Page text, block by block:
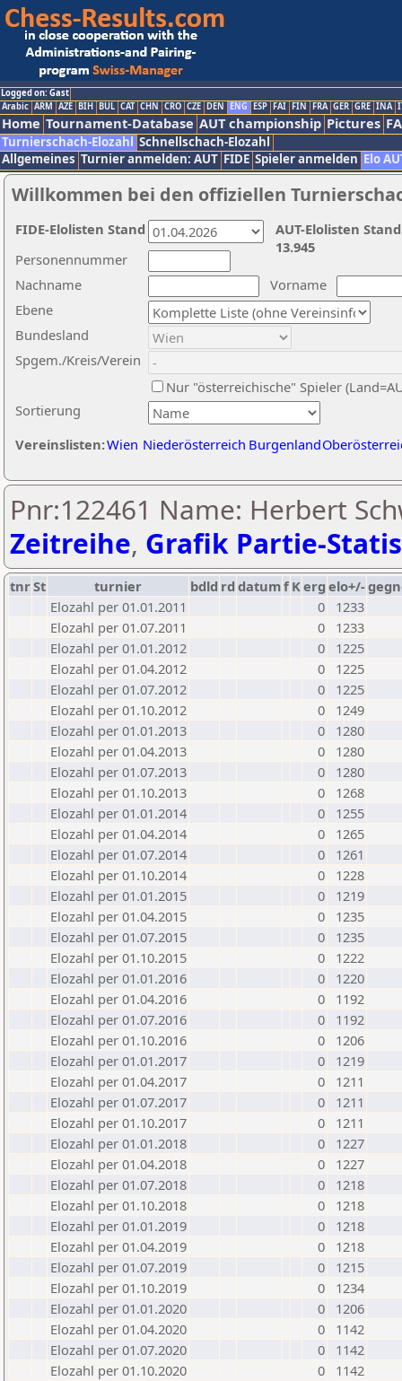
Logged on: Gast
Arabic ARM AZE BIH BUL CAT CHN CRO CZE DEN ENG ESP FAI FIN FRA GER GRE INA
Home Tournament-Database AUT championship Pictures
Turnierschach-Elozahl Schnellschach-Elozahl
Allgemeines Turnier anmelden: AUT FIDE Spieler anmelden Elo
Willkommen bei den offiziellen
Nachname
Vorname
Ebene
Sortierung
Personennummer
Bundesland
Spgem./Kreis/Verein
Nur "österreichische" Spieler
Vereinslisten:Wien Niederösterreich Burgenland
AUT-Elolisten
13.945
FIDE-Elolisten Stand
Pnr:122461 Name: Herbert
Zeitreihe, Grafik Partie-
tnrSt turnier bdld rd datumf Kerg elo+/-
Elozahl per 01.01.2011
0
1233
Elozahl per 01.07.2011
0
1233
Elozahl per 01.01.2012
0
1225
Elozahl per 01.04.2012
0
1225
Elozahl per 01.07.2012
0
1225
Elozahl per 01.10.2012
0
1249
Elozahl per 01.01.2013
0
1280
Elozahl per 01.04.2013
0
1280
Elozahl per 01.07.2013
0
1280
Elozahl per 01.10.2013
0
1268
Elozahl per 01.01.2014
0
1255
Elozahl per 01.04.2014
0
1265
Elozahl per 01.07.2014
0
1261
Elozahl per 01.10.2014
0
1228
Elozahl per 01.01.2015
0
1219
Elozahl per 01.04.2015
0
1235
Elozahl per 01.07.2015
0
1235
Elozahl per 01.10.2015
0
1222
Elozahl per 01.01.2016
0
1220
Elozahl per 01.04.2016
0
1192
Elozahl per 01.07.2016
0
1192
Elozahl per 01.10.2016
0
1206
Elozahl per 01.01.2017
0
1219
Elozahl per 01.04.2017
0
1211
Elozahl per 01.07.2017
0
1211
Elozahl per 01.10.2017
0
1211
Elozahl per 01.01.2018
0
1227
Elozahl per 01.04.2018
0
1227
Elozahl per 01.07.2018
0
1218
Elozahl per 01.10.2018
0
1218
Elozahl per 01.01.2019
0
1218
Elozahl per 01.04.2019
0
1218
Elozahl per 01.07.2019
0
1215
Elozahl per 01.10.2019
0
1234
Elozahl per 01.01.2020
0
1206
Elozahl per 01.04.2020
0
1142
Elozahl per 01.07.2020
0
1142
Elozahl per 01.10.2020
0
1142